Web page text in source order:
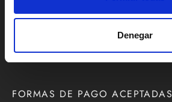
Denegar
+34 629 637 795
info@comprarespecias.net
FORMAS DE PAGO ACEPTADAS